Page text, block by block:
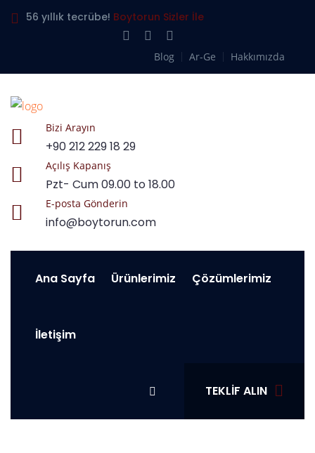
56 yıllık tecrübe! Boytorun Sizler İle
Blog Ar-Ge Hakkımızda
Bizi Arayın
+90 212 229 18 29
Açılış Kapanış
Pzt- Cum 09.00 to 18.00
E-posta Gönderin
info@boytorun.com
Ana Sayfa Ürünlerimiz Çözümlerimiz
İletişim
TEKLIF ALIN